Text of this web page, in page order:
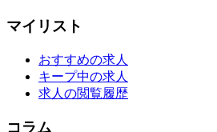
マイリスト
おすすめの求人
キープ中の求人
求人の閲覧履歴
コラム